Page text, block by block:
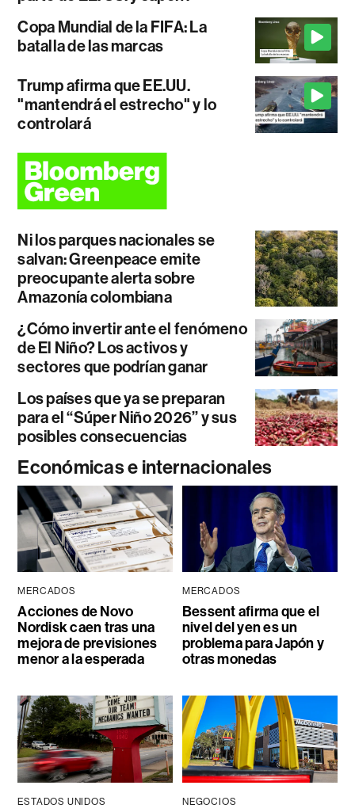
Copa Mundial de la FIFA: La
batalla de las marcas
Trump afirma que EE.UU.
"mantendrá el estrecho" y lo
controlará
Ni los parques nacionales se
salvan: Greenpeace emite
preocupante alerta sobre
Amazonía colombiana
¿Cómo invertir ante el fenómeno
de El Niño? Los activos y
sectores que podrían ganar
Los países que ya se preparan
para el “Súper Niño 2026” y sus
posibles consecuencias
Económicas e internacionales
MERCADOS
Acciones de Novo
Nordisk caen tras una
mejora de previsiones
menor a la esperada
MERCADOS
Bessent afirma que el
nivel del yen es un
problema para Japón y
otras monedas
ESTADOS UNIDOS NEGOCIOS